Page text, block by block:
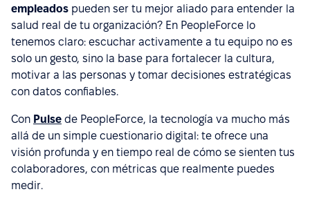
empleados pueden ser tu mejor aliado para entender la
salud real de tu organización? En PeopleForce lo
tenemos claro: escuchar activamente a tu equipo no es
solo un gesto, sino la base para fortalecer la cultura,
motivar a las personas y tomar decisiones estratégicas
con datos confiables.
Con Pulse de PeopleForce, la tecnología va mucho más
allá de un simple cuestionario digital: te ofrece una
visión profunda y en tiempo real de cómo se sienten tus
colaboradores, con métricas que realmente puedes
medir.